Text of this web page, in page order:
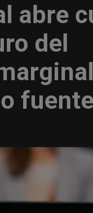
abre
del